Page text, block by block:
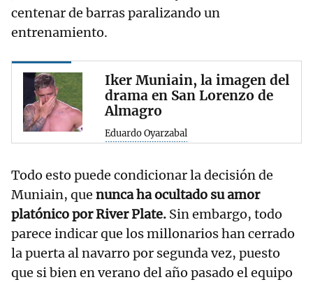
centenar de barras paralizando un
entrenamiento.
Iker Muniain, la imagen del
drama en San Lorenzo de
Almagro
Eduardo Oyarzabal
Todo esto puede condicionar la decisión de
Muniain, que nunca ha ocultado su amor
platónico por River Plate. Sin embargo, todo
parece indicar que los millonarios han cerrado
la puerta al navarro por segunda vez, puesto
que si bien en verano del año pasado el equipo